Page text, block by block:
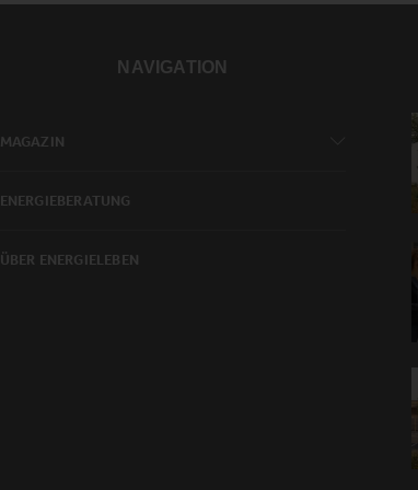
NAVIGATION
MAGAZIN
ENERGIEBERATUNG
ÜBER ENERGIELEBEN